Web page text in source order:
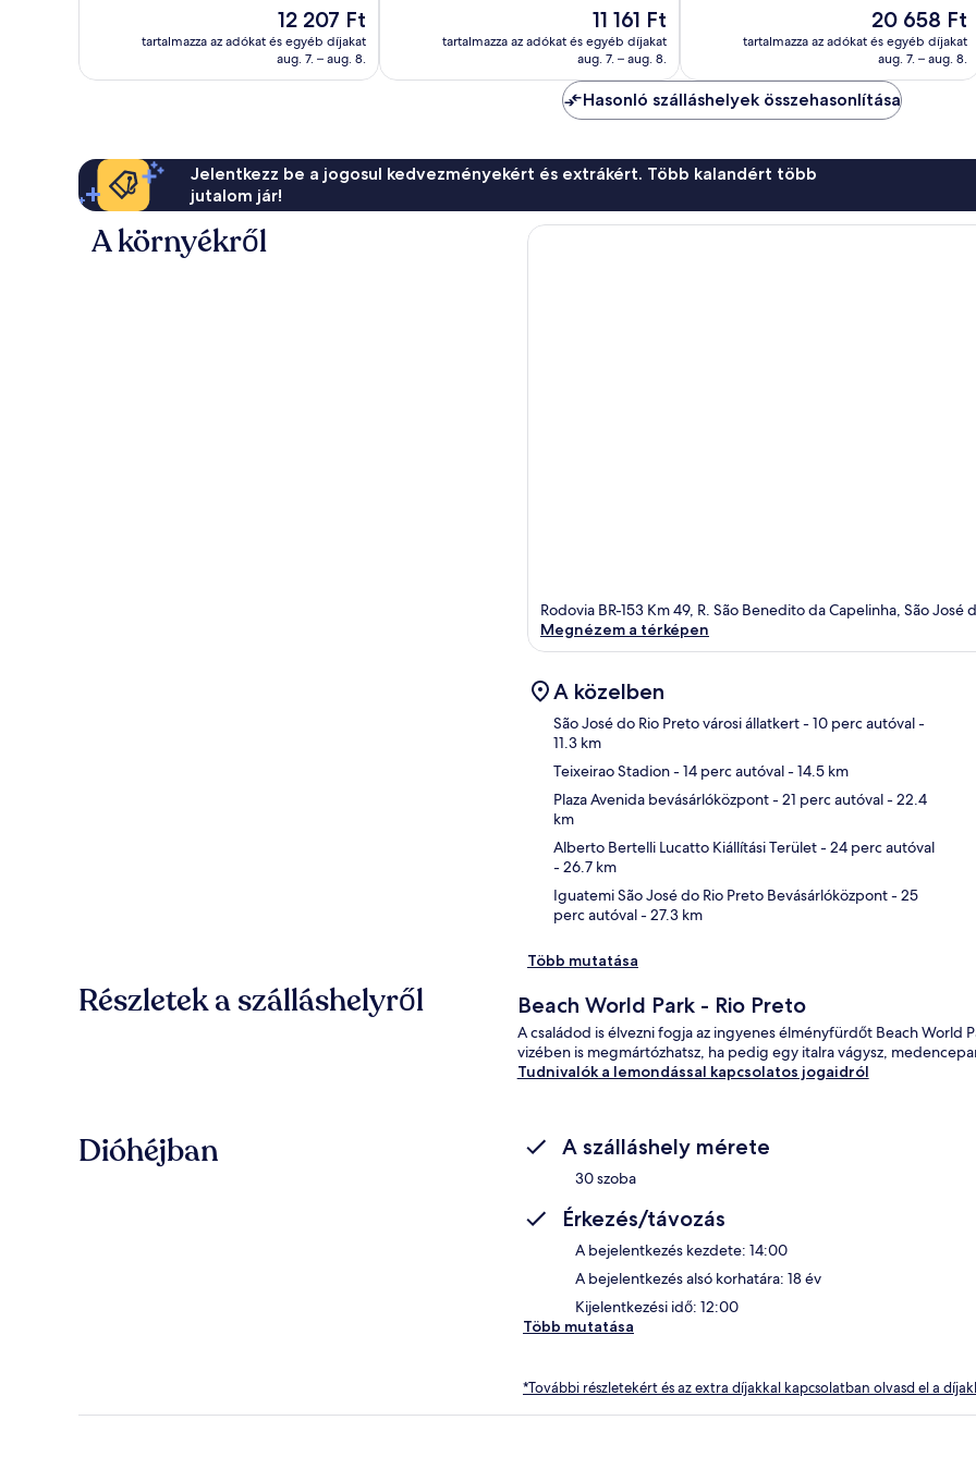
Az
ár
12 207 Ft
12 207 Ft
tartalmazza az adókat és egyéb díjakat
aug. 7. – aug. 8.
értékelés
Az
ár
11 161 Ft
11 161 Ft
tartalmazza az adókat és egyéb díjakat
aug. 7. – aug. 8.
értékelés
Az
ár
20 658 Ft
20 658 Ft
tartalmazza az adókat és egyéb díjakat
aug. 7. – aug. 8.
Hasonló szálláshelyek összehasonlítása
Jelentkezz be a jogosul kedvezményekért és extrákért. Több kalandért több
jutalom jár!
A környékről
Rodovia BR-153 Km 49, R. São Benedito da Capelinha, São José
Megnézem a térképen
A közelben
São José do Rio Preto városi állatkert- 10 perc autóval-
11.3 km
Teixeirao Stadion- 14 perc autóval- 14.5 km
Plaza Avenida bevásárlóközpont- 21 perc autóval- 22.4
km
Alberto Bertelli Lucatto Kiállítási Terület- 24 perc autóval
- 26.7 km
Iguatemi São José do Rio Preto Bevásárlóközpont- 25
perc autóval- 27.3 km
Több mutatása
Részletek a szálláshelyről Beach World Park - Rio Preto
A családod is élvezni fogja az ingyenes élményfürdőt Beach
vizében is megmártózhatsz, ha pedig egy italra vágysz,
Tudnivalók a lemondással kapcsolatos jogaidról
Dióhéjban A szálláshely mérete
30 szoba
Érkezés/távozás
A bejelentkezés kezdete: 14:00
A bejelentkezés alsó korhatára: 18 év
Kijelentkezési idő: 12:00
Több mutatása
*További részletekért és az extra díjakkal kapcsolatban olvasd el a